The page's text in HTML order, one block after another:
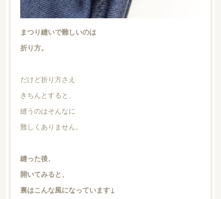
まつり縫いで難しいのは
折り方。
だけど折り方さえ
きちんとすると、
縫うのはそんなに
難しくありません。
縫った後、
開いてみると、
裏はこんな風になっています↓